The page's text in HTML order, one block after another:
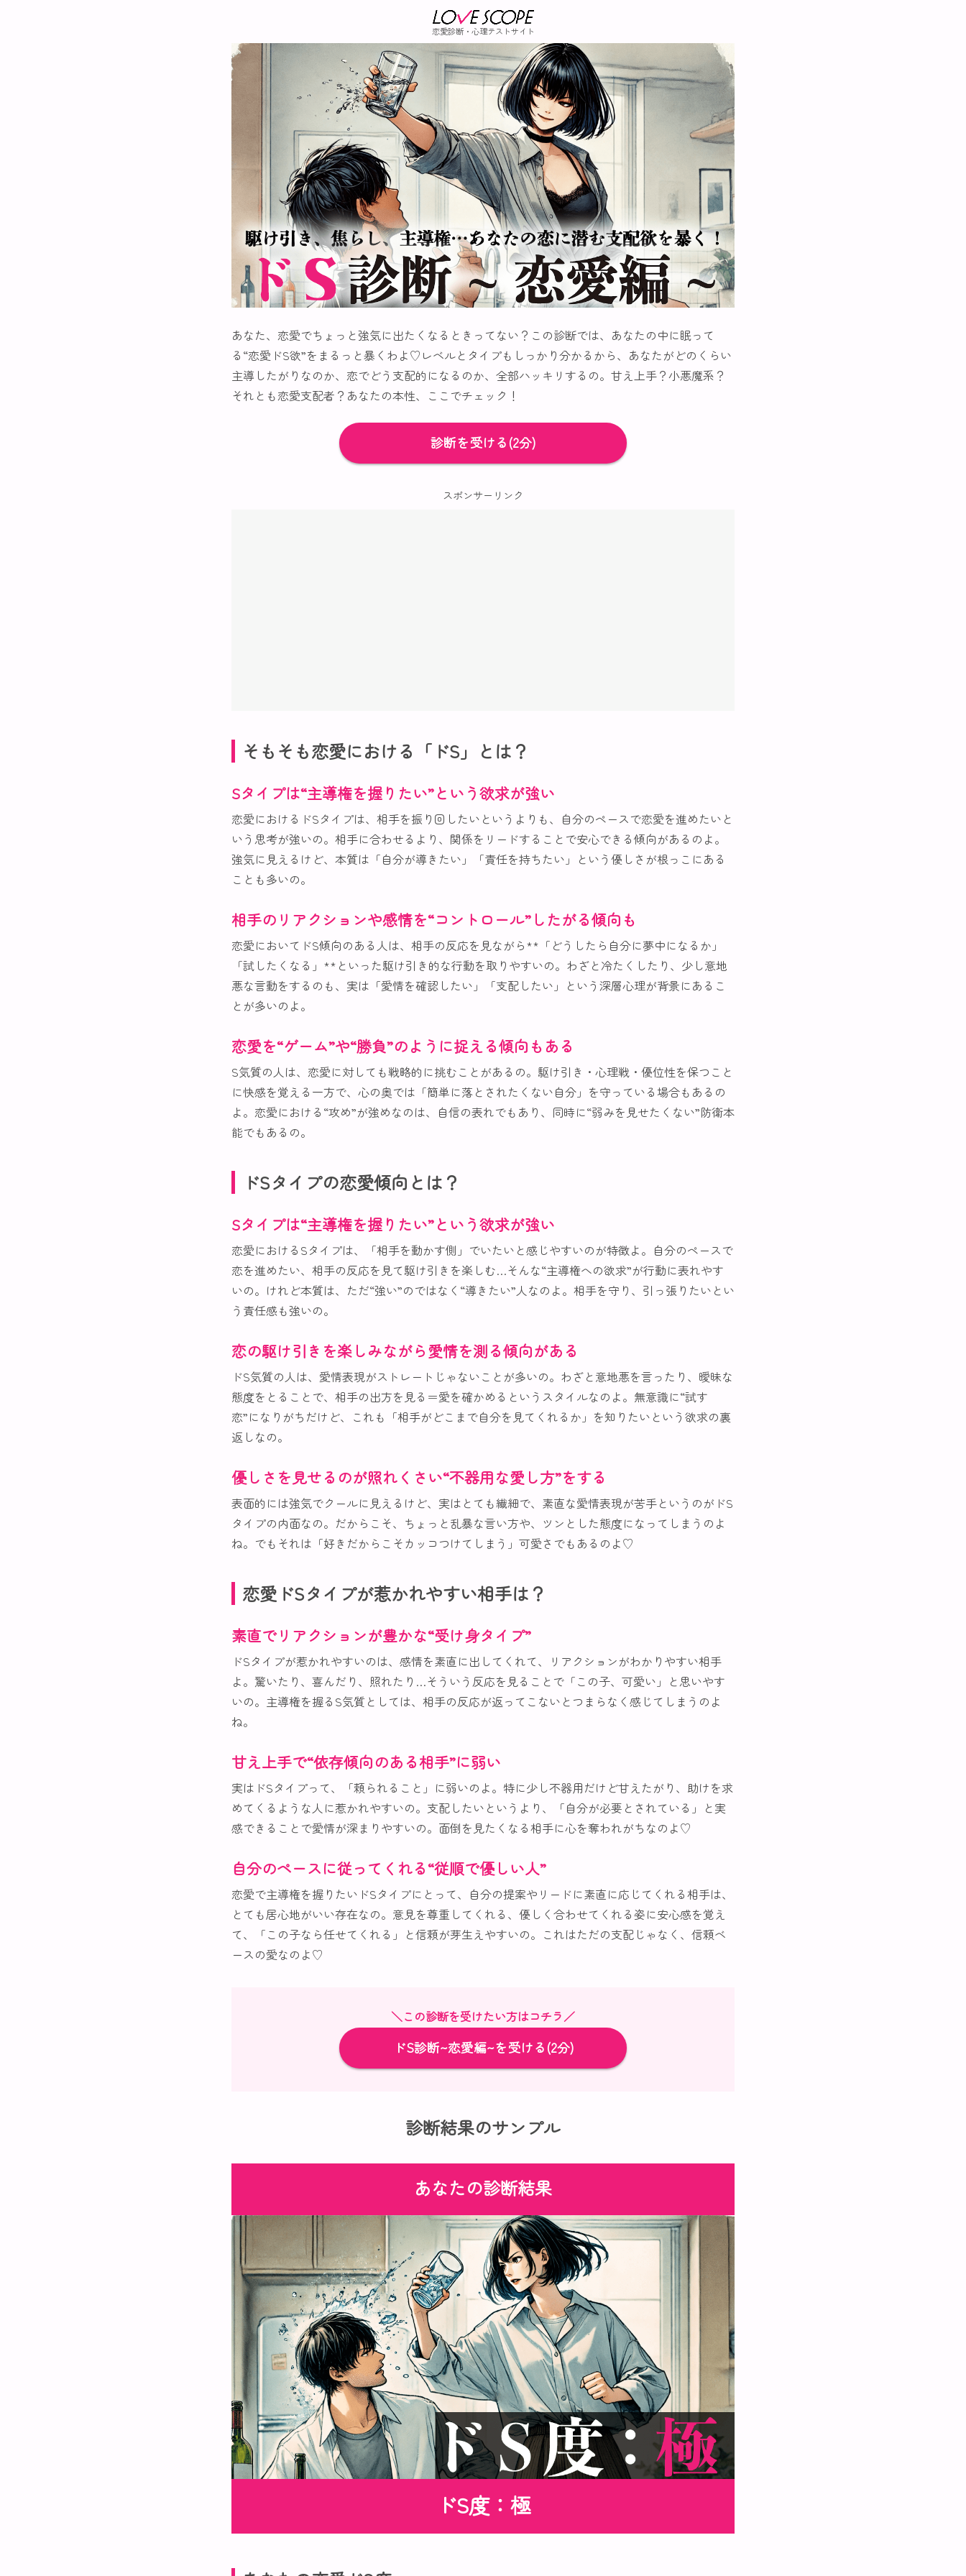
恋愛診断・心理テストサイト
あなた、恋愛でちょっと強気に出たくなるときってない？この診断では、あなたの中に眠って
る“恋愛ドS欲”をまるっと暴くわよ♡レベルとタイプもしっかり分かるから、あなたがどのくらい
主導したがりなのか、恋でどう支配的になるのか、全部ハッキリするの。甘え上手？小悪魔系？
それとも恋愛支配者？あなたの本性、ここでチェック！
診断を受ける(2分)
スポンサーリンク
そもそも恋愛における「ドS」とは？
Sタイプは“主導権を握りたい”という欲求が強い
恋愛におけるドSタイプは、相手を振り回したいというよりも、自分のペースで恋愛を進めたいと
いう思考が強いの。相手に合わせるより、関係をリードすることで安心できる傾向があるのよ。
強気に見えるけど、本質は「自分が導きたい」「責任を持ちたい」という優しさが根っこにある
ことも多いの。
相手のリアクションや感情を“コントロール”したがる傾向も
恋愛においてドS傾向のある人は、相手の反応を見ながら**「どうしたら自分に夢中になるか」
「試したくなる」**といった駆け引き的な行動を取りやすいの。わざと冷たくしたり、少し意地
悪な言動をするのも、実は「愛情を確認したい」「支配したい」という深層心理が背景にあるこ
とが多いのよ。
恋愛を“ゲーム”や“勝負”のように捉える傾向もある
S気質の人は、恋愛に対しても戦略的に挑むことがあるの。駆け引き・心理戦・優位性を保つこと
に快感を覚える一方で、心の奥では「簡単に落とされたくない自分」を守っている場合もあるの
よ。恋愛における“攻め”が強めなのは、自信の表れでもあり、同時に“弱みを見せたくない”防衛本
能でもあるの。
ドSタイプの恋愛傾向とは？
Sタイプは“主導権を握りたい”という欲求が強い
恋愛におけるSタイプは、「相手を動かす側」でいたいと感じやすいのが特徴よ。自分のペースで
恋を進めたい、相手の反応を見て駆け引きを楽しむ…そんな“主導権への欲求”が行動に表れやす
いの。けれど本質は、ただ“強い”のではなく“導きたい”人なのよ。相手を守り、引っ張りたいとい
う責任感も強いの。
恋の駆け引きを楽しみながら愛情を測る傾向がある
ドS気質の人は、愛情表現がストレートじゃないことが多いの。わざと意地悪を言ったり、曖昧な
態度をとることで、相手の出方を見る＝愛を確かめるというスタイルなのよ。無意識に“試す
恋”になりがちだけど、これも「相手がどこまで自分を見てくれるか」を知りたいという欲求の裏
返しなの。
優しさを見せるのが照れくさい“不器用な愛し方”をする
表面的には強気でクールに見えるけど、実はとても繊細で、素直な愛情表現が苦手というのがドS
タイプの内面なの。だからこそ、ちょっと乱暴な言い方や、ツンとした態度になってしまうのよ
ね。でもそれは「好きだからこそカッコつけてしまう」可愛さでもあるのよ♡
恋愛ドSタイプが惹かれやすい相手は？
素直でリアクションが豊かな“受け身タイプ”
ドSタイプが惹かれやすいのは、感情を素直に出してくれて、リアクションがわかりやすい相手
よ。驚いたり、喜んだり、照れたり…そういう反応を見ることで「この子、可愛い」と思いやす
いの。主導権を握るS気質としては、相手の反応が返ってこないとつまらなく感じてしまうのよ
ね。
甘え上手で“依存傾向のある相手”に弱い
実はドSタイプって、「頼られること」に弱いのよ。特に少し不器用だけど甘えたがり、助けを求
めてくるような人に惹かれやすいの。支配したいというより、「自分が必要とされている」と実
感できることで愛情が深まりやすいの。面倒を見たくなる相手に心を奪われがちなのよ♡
自分のペースに従ってくれる“従順で優しい人”
恋愛で主導権を握りたいドSタイプにとって、自分の提案やリードに素直に応じてくれる相手は、
とても居心地がいい存在なの。意見を尊重してくれる、優しく合わせてくれる姿に安心感を覚え
て、「この子なら任せてくれる」と信頼が芽生えやすいの。これはただの支配じゃなく、信頼ベ
ースの愛なのよ♡
＼この診断を受けたい方はコチラ／
ドS診断~恋愛編~を受ける(2分)
診断結果のサンプル
あなたの診断結果
ドS度：極